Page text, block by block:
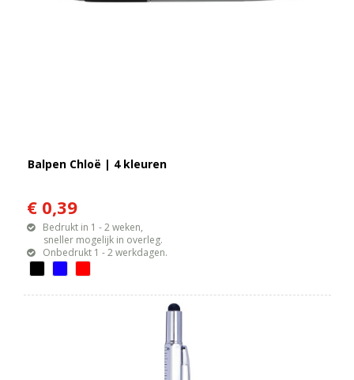
Balpen Chloë | 4 kleuren
€ 0,39
Bedrukt in 1 - 2 weken,
sneller mogelijk in overleg.
Onbedrukt 1 - 2 werkdagen.